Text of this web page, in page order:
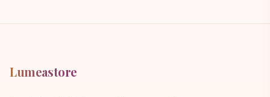
Lumeastore